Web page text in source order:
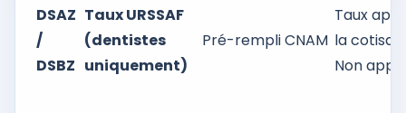
DSAZ
/
DSBZ
Taux URSSAF
(dentistes
uniquement)
Pré-rempli CNAM
Taux
la
Non